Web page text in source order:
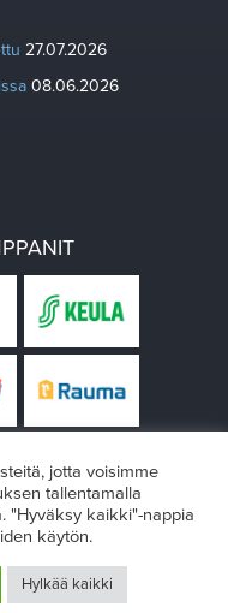
27.07.2026
08.06.2026
jotta voisimme
tallentamalla
"Hyväksy kaikki"-nappia
käytön.
Hylkää kaikki